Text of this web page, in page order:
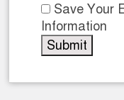
Save Your
Information